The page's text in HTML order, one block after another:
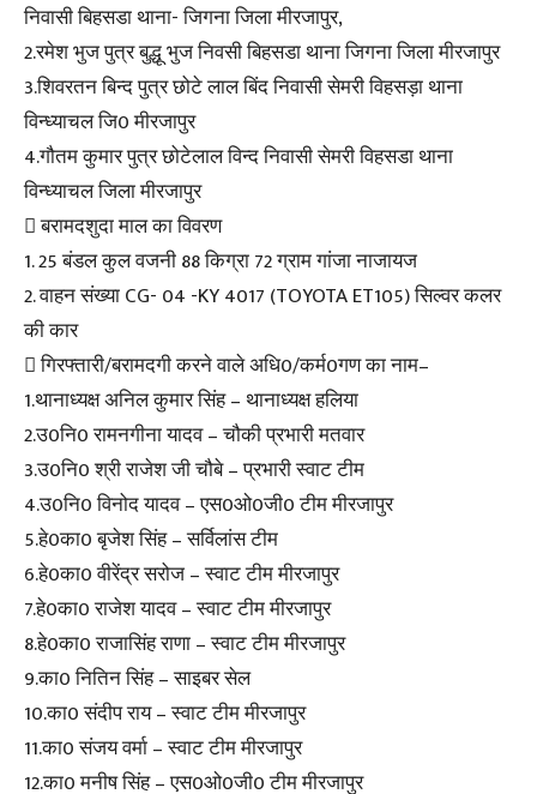
निवासी बिहसडा थाना- जिगना जिला मीरजापुर,
2.रमेश भुज पुत्र बुद्धू भुज निवसी बिहसडा थाना जिगना जिला मीरजापुर
3.शिवरतन बिन्द पुत्र छोटे लाल बिंद निवासी सेमरी विहसड़ा थाना
विन्ध्याचल जि0 मीरजापुर
4.गौतम कुमार पुत्र छोटेलाल विन्द निवासी सेमरी विहसडा थाना
विन्ध्याचल जिला मीरजापुर
 बरामदशुदा माल का विवरण
1. 25 बंडल कुल वजनी 88 किग्रा 72 ग्राम गांजा नाजायज
2. वाहन संख्या CG- 04 -KY 4017 (TOYOTA ET105) सिल्वर कलर
की कार
 गिरफ्तारी/बरामदगी करने वाले अधि0/कर्म0गण का नाम–
1.थानाध्यक्ष अनिल कुमार सिंह – थानाध्यक्ष हलिया
2.उ0नि0 रामनगीना यादव – चौकी प्रभारी मतवार
3.उ0नि0 श्री राजेश जी चौबे – प्रभारी स्वाट टीम
4.उ0नि0 विनोद यादव – एस0ओ0जी0 टीम मीरजापुर
5.हे0का0 बृजेश सिंह – सर्विलांस टीम
6.हे0का0 वीरेंद्र सरोज – स्वाट टीम मीरजापुर
7.हे0का0 राजेश यादव – स्वाट टीम मीरजापुर
8.हे0का0 राजासिंह राणा – स्वाट टीम मीरजापुर
9.का0 नितिन सिंह – साइबर सेल
10.का0 संदीप राय – स्वाट टीम मीरजापुर
11.का0 संजय वर्मा – स्वाट टीम मीरजापुर
12.का0 मनीष सिंह – एस0ओ0जी0 टीम मीरजापुर